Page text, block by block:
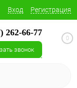
Вход Регистрация
262-66-77
звонок
0